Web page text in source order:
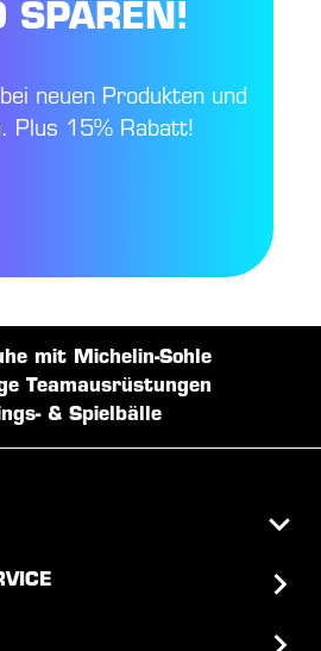
SPAREN!
neuen Produkten und
Plus 15% Rabatt!
mit Michelin-Sohle
Teamausrüstungen
& Spielbälle